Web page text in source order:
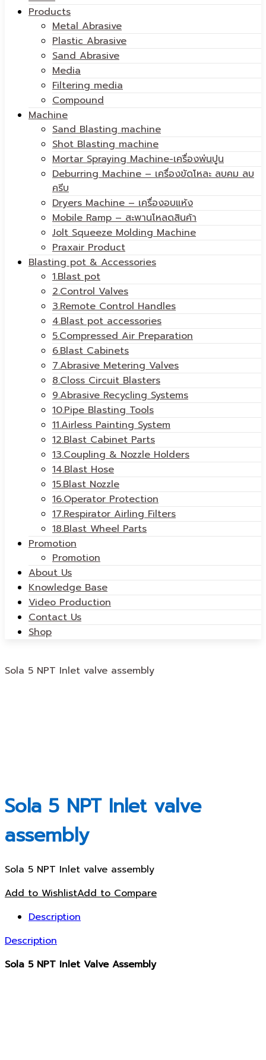
Products
Metal Abrasive
Plastic Abrasive
Sand Abrasive
Media
Filtering media
Compound
Machine
Sand Blasting machine
Shot Blasting machine
Mortar Spraying Machine-เครื่องพ่นปูน
Deburring Machine – เครื่องขัดโหละ ลบคม ลบ
ครีบ
Dryers Machine – เครื่องอบแห้ง
Mobile Ramp – สะพานโหลดสินค้า
Jolt Squeeze Molding Machine
Praxair Product
Blasting pot & Accessories
1.Blast pot
2.Control Valves
3.Remote Control Handles
4.Blast pot accessories
5.Compressed Air Preparation
6.Blast Cabinets
7.Abrasive Metering Valves
8.Closs Circuit Blasters
9.Abrasive Recycling Systems
10.Pipe Blasting Tools
11.Airless Painting System
12.Blast Cabinet Parts
13.Coupling & Nozzle Holders
14.Blast Hose
15.Blast Nozzle
16.Operator Protection
17.Respirator Airling Filters
18.Blast Wheel Parts
Promotion
Promotion
About Us
Knowledge Base
Video Production
Contact Us
Shop
Sola 5 NPT Inlet valve assembly
Sola 5 NPT Inlet valve
assembly
Sola 5 NPT Inlet valve assembly
Add to WishlistAdd to Compare
Description
Description
Sola 5 NPT Inlet Valve Assembly